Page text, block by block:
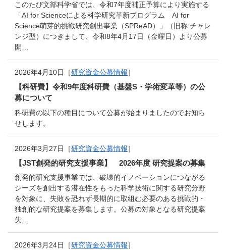
このたび文部科学省では、令和7年度補正予算により実施する
「AI for Scienceによる科学研究⾰新プログラム AI for
Science萌芽的挑戦研究創出事業（SPReAD）」（旧称 チャレ
ンジ型）につきまして、令和8年4月17日（金曜日）より公募
開…
2026年4月10日［研究資金公募情報］
【科研費】令和9年度科研費（基盤S・学術変革等）の公
募について
科研費の以下の種目について公募が始まりましたのでお知ら
せします。
2026年3月27日［研究資金公募情報］
【JST創発的研究支援事業】 2026年度 研究提案の募集
創発的研究支援事業では、破壊的イノベーションにつながる
シーズを創出する潜在性をもった科学技術に関する研究分野
を対象に、失敗を恐れず長期的に取組む必要のある挑戦的・
独創的な研究提案を募集します。公募の対象となる研究提案
失…
2026年3月24日［研究資金公募情報］